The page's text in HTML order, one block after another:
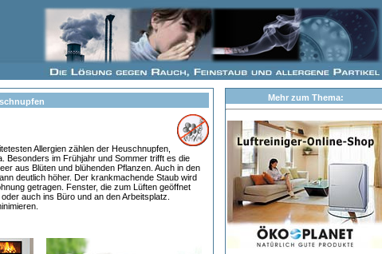
Allergien zählen der Heuschnupfen,
Besonders im Frühjahr und Sommer trifft es die
aus Blüten und blühenden Pflanzen. Auch in den
deutlich höher. Der krankmachende Staub wird
getragen. Fenster, die zum Lüften geöffnet
auch ins Büro und an den Arbeitsplatz.
Mehr zum Thema: